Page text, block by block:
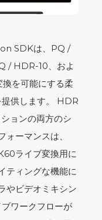
SDKは、PQ /
/ HDR-10、およ
を可能にする柔
供します。 HDR
ョンの両方のシ
ーマンスは、
ライブ変換用に
ティングな機能に
やビデオミキシン
ワークフローが